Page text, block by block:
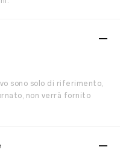
sono solo di riferimento,
non verrà fornito